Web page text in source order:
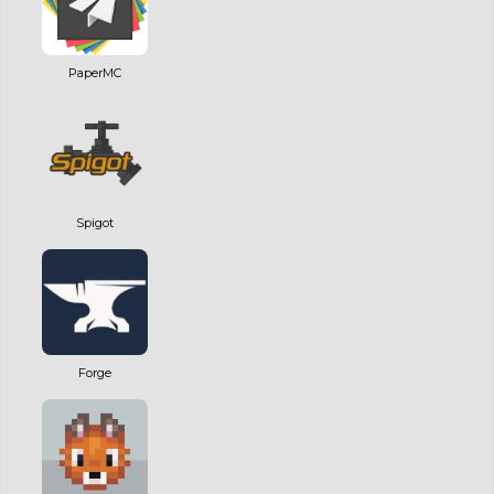
PaperMC
Spigot
Forge